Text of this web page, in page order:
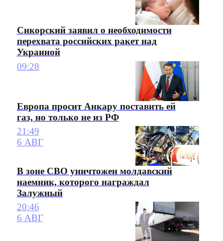
Сикорский заявил о необходимости
перехвата российских ракет над
Украиной
09:28
Европа просит Анкару поставить ей
газ, но только не из РФ
21:49
6 АВГ
В зоне СВО уничтожен молдавский
наемник, которого награждал
Залужный
20:46
6 АВГ